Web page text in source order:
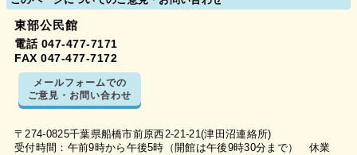
東部公民館
電話 047-477-7171
FAX 047-477-7172
メールフォームでの
ご意見・お問い合わせ
〒274-0825千葉県船橋市前原西2-21-21(津田沼連絡所)
受付時間：午前9時から午後5時（開館は午後9時30分まで） 休業